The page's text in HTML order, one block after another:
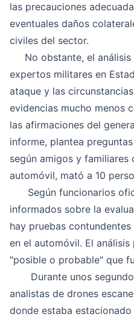
las precauciones
eventuales daños
civiles del sector.
No obstante, el análisis
expertos militares en
ataque y las
evidencias mucho menos
las afirmaciones del
informe, plantea
según amigos y familiares
automóvil, mató a 10
Según funcionarios
informados sobre la
hay pruebas
en el automóvil. El
"posible o probable" que
Durante unos
analistas de drones
donde estaba